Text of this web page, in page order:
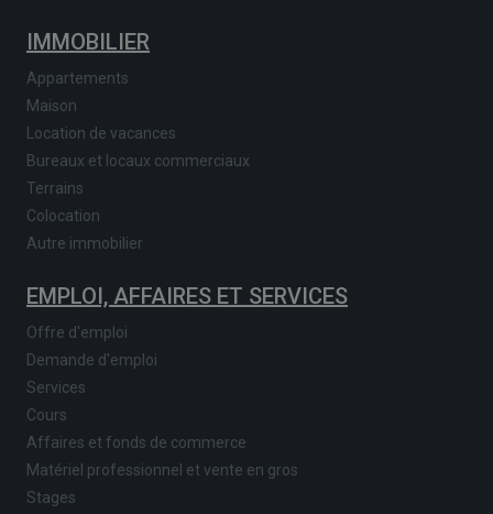
IMMOBILIER
Appartements
Maison
Location de vacances
Bureaux et locaux commerciaux
Terrains
Colocation
Autre immobilier
EMPLOI, AFFAIRES ET SERVICES
Offre d'emploi
Demande d'emploi
Services
Cours
Affaires et fonds de commerce
Matériel professionnel et vente en gros
Stages